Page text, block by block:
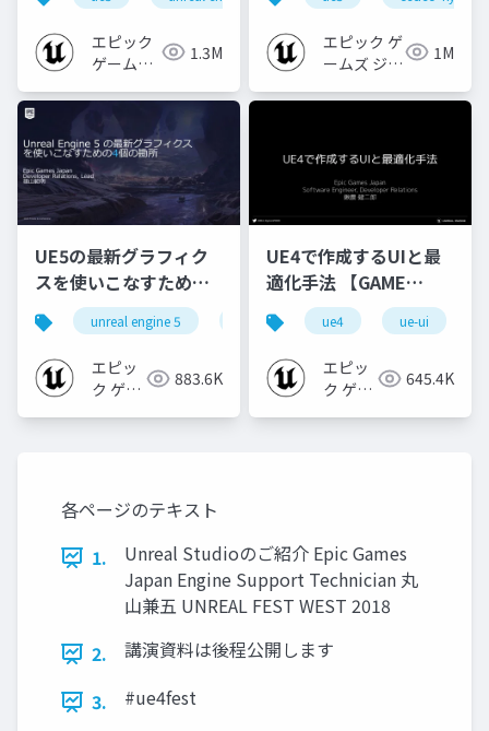
[CEDEC+KYUSHU
2024]
エピック
ゲームズ
1.3M
【CEDEC+KYUSHU
2022】 エピック ゲ
ームズ ジャ
1M
UE5の最新グラフィク
スを使いこなすための4
個の勘所
[CEDEC+KYUSHU
2023]
unreal engine 5 cedec cedec+kyushu
エピッ
ク ゲー
883.6K
UE4で作成するUIと最
適化手法 【GAME
CREATORS
CONFERENCE '20】
ue4 ue-ui
エピッ
ク ゲー
645.4K
各ページのテキスト
1.
Unreal Studioのご紹介 Epic Games
Japan Engine Support Technician 丸
山兼五 UNREAL FEST WEST 2018
2.
講演資料は後程公開します
3.
#ue4fest